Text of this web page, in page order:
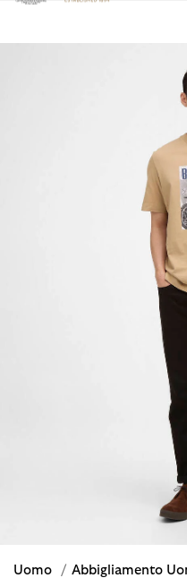
Clicca per visualizzare la
Uomo / Abbigliamento